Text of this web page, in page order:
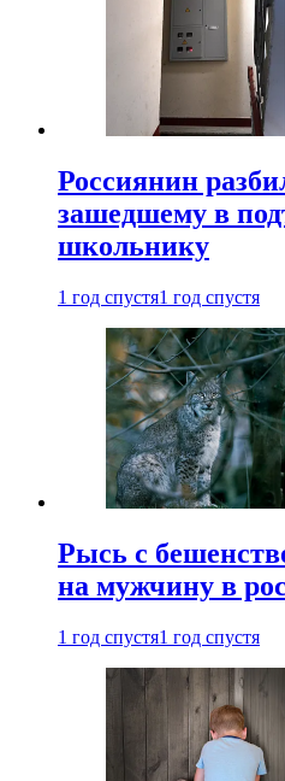
Россиянин
зашедшему в
школьнику
1 год спустя1 год спустя
Рысь с
на мужчину в
1 год спустя1 год спустя